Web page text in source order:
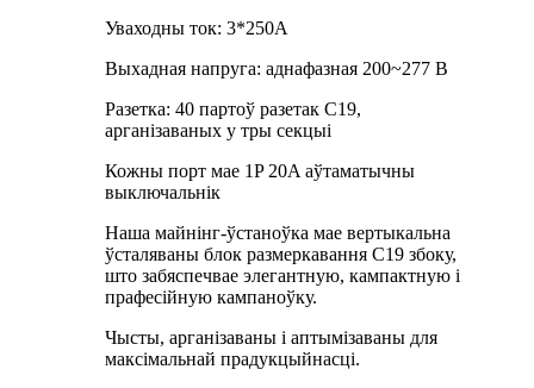
Уваходны ток: 3*250A
Выхадная напруга: аднафазная 200~277 В
Разетка: 40 партоў разетак C19,
арганізаваных у тры секцыі
Кожны порт мае 1P 20A аўтаматычны
выключальнік
Наша майнінг-ўстаноўка мае вертыкальна
ўсталяваны блок размеркавання C19 збоку,
што забяспечвае элегантную, кампактную і
прафесійную кампаноўку.
Чысты, арганізаваны і аптымізаваны для
максімальнай прадукцыйнасці.